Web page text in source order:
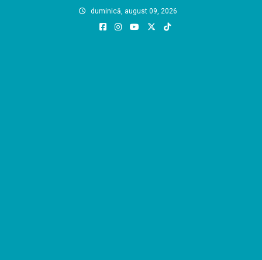
duminică, august 09, 2026